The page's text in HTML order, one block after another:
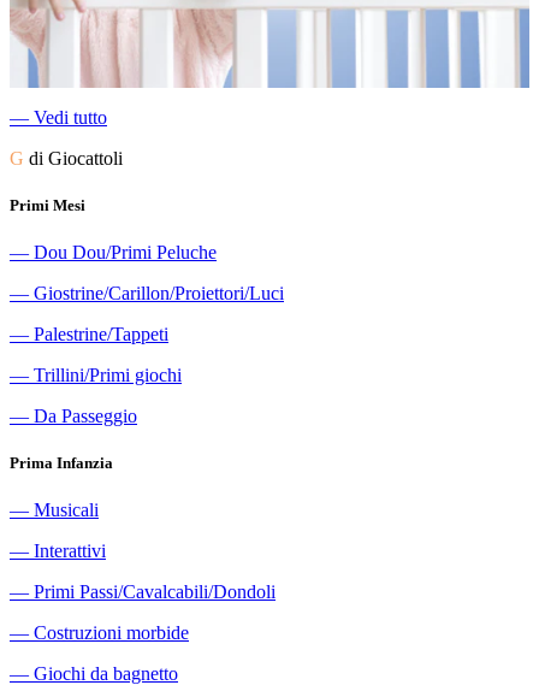
― Vedi tutto
G di Giocattoli
Primi Mesi
― Dou Dou/Primi Peluche
― Giostrine/Carillon/Proiettori/Luci
― Palestrine/Tappeti
― Trillini/Primi giochi
― Da Passeggio
Prima Infanzia
― Musicali
― Interattivi
― Primi Passi/Cavalcabili/Dondoli
― Costruzioni morbide
― Giochi da bagnetto